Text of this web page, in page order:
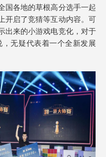
国各地的草根高分选手一起
开启了竞猜等互动内容。可
出来的小游戏电竞化，对于
无疑代表着一个全新发展